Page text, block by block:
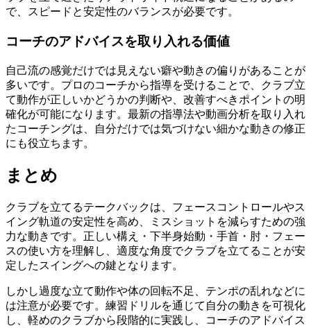
で、スピードと安定性のバランスが必要です。
コーチのアドバイスを取り入れる価値
自己流の感覚だけでは見えない癖や動きの偏りがあることが
多いです。プロのコーチから指導を受けることで、クラブ立
て動作が正しいかどうかの判断や、改善すべきポイントの明
確化が可能になります。最新の指導法や動画分析を取り入れ
たコーチングは、自分だけでは気づけない細かな動きの修正
にも役立ちます。
まとめ
クラブを立てるテークバックは、フェースコントロールやス
イング軌道の安定性を高め、ミスショットを減らすための強
力な動きです。正しい構え・下半身始動・手首・肘・フェー
スの使い方を理解し、適度な角度でクラブを立てることが安
定したスイングへの鍵となります。
しかし過度な立て動作や体の回転不足、テンポの乱れなどに
は注意が必要です。練習ドリルを通じて自分の動きを可視化
し、軽めのクラブから段階的に実践し、コーチのアドバイス